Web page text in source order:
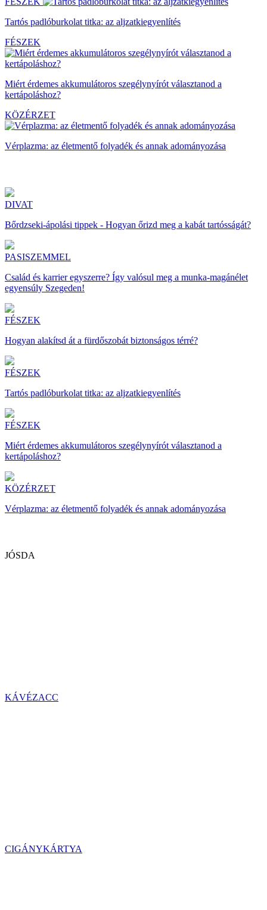
Tartós padlóburkolat titka: az aljzatkiegyenlítés
FÉSZEK
Miért érdemes akkumulátoros szegélynyírót választanod a
kertápoláshoz?
KÖZÉRZET
Vérplazma: az életmentő folyadék és annak adományozása
DIVAT
Bőrdzseki-ápolási tippek - Hogyan őrizd meg a kabát tartósságát?
PASISZEMMEL
Család és karrier egyszerre? Így valósul meg a munka-magánélet
egyensúly Szegeden!
FÉSZEK
Hogyan alakítsd át a fürdőszobát biztonságos térré?
FÉSZEK
Tartós padlóburkolat titka: az aljzatkiegyenlítés
FÉSZEK
Miért érdemes akkumulátoros szegélynyírót választanod a
kertápoláshoz?
KÖZÉRZET
Vérplazma: az életmentő folyadék és annak adományozása
JÓSDA
KÁVÉZACC
CIGÁNYKÁRTYA